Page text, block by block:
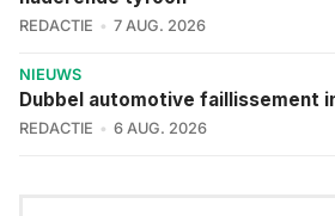
REDACTIE 7 AUG. 2026
NIEUWS
Dubbel automotive faillissement
REDACTIE 6 AUG. 2026